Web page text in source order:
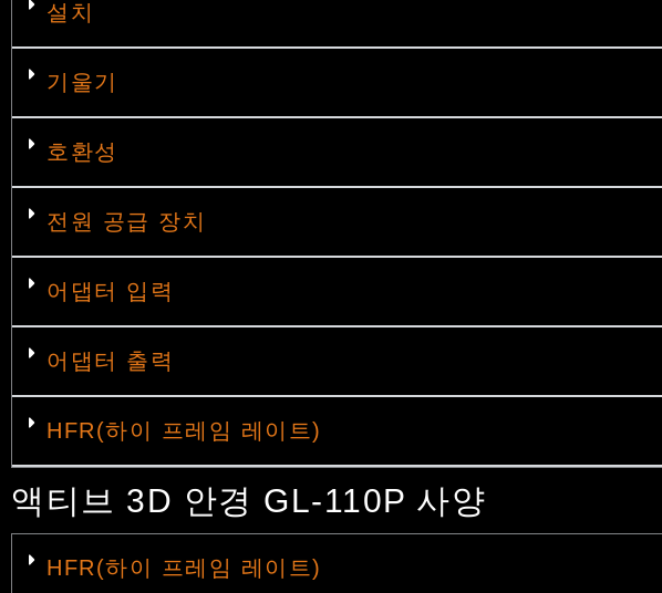
설치
기울기
호환성
전원 공급 장치
어댑터 입력
어댑터 출력
HFR(하이 프레임 레이트)
액티브 3D 안경 GL-110P 사양
HFR(하이 프레임 레이트)